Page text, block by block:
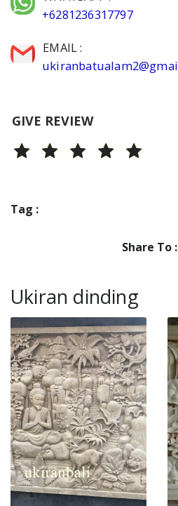
+6281236317797
EMAIL :
GIVE REVIEW
Tag :
Share To :
Ukiran dinding